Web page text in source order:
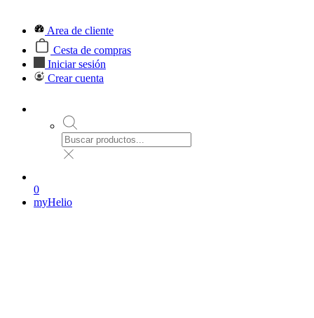
Area de cliente
Cesta de compras
Iniciar sesión
Crear cuenta
0
myHelio